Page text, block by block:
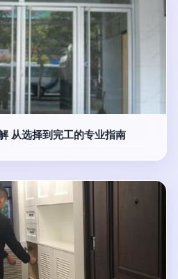
从选择到完工的专业指南